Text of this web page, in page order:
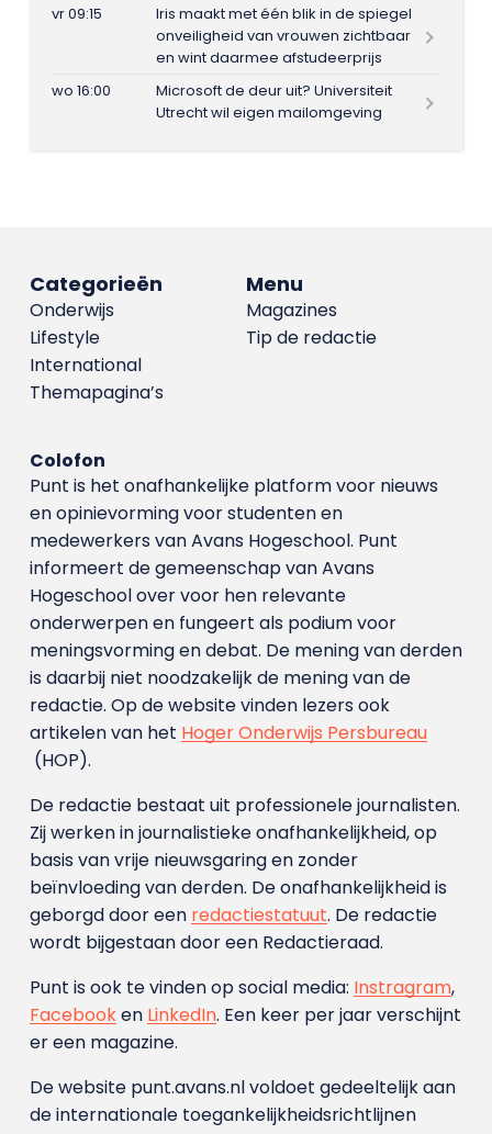
vr 09:15
Iris maakt met één blik in de spiegel
onveiligheid van vrouwen zichtbaar
en wint daarmee afstudeerprijs
wo 16:00
Microsoft de deur uit? Universiteit
Utrecht wil eigen mailomgeving
Menu
Magazines
Tip de redactie
Categorieën
Onderwijs
Lifestyle
International
Themapagina’s
Colofon
Punt is het onafhankelijke platform voor nieuws
en opinievorming voor studenten en
medewerkers van Avans Hoge­school. Punt
informeert de gemeenschap van Avans
Hogeschool over voor hen relevante
onderwerpen en fungeert als podium voor
meningsvorming en debat. De mening van derden
is daarbij niet noodzakelijk de mening van de
redactie. Op de website vinden lezers ook
artikelen van het Hoger Onderwijs Persbureau
(HOP).
De redactie bestaat uit professionele journalisten.
Zij werken in journalistieke onafhankelijkheid, op
basis van vrije nieuwsgaring en zonder
beïnvloeding van derden. De onafhankelijkheid is
geborgd door een redactiestatuut. De redactie
wordt bijgestaan door een Redactieraad.
Punt is ook te vinden op social media: Instragram,
Facebooken LinkedIn. Een keer per jaar verschijnt
er een magazine.
De website punt.avans.nl voldoet gedeeltelijk aan
de internationale toegankelijkheidsrichtlijnen